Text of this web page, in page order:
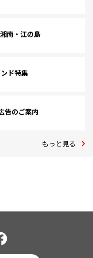
南・江の島
ド特集
告のご案内
もっと見る